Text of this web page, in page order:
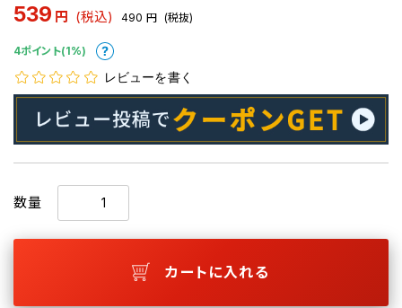
539 円 (税込) 490 円 (税抜)
4ポイント(1%)
レビューを書く
数量
カートに入れる